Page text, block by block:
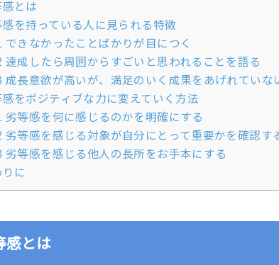
とは
感を持っている人に見られる特徴
できなかったことばかりが目につく
達成したら周囲からすごいと思われることを語る
成長意欲が高いが、満足のいく成果をあげれていな
感をポジティブな力に変えていく方法
劣等感を何に感じるのかを明確にする
劣等感を感じる対象が自分にとって重要かを確認す
劣等感を感じる他人の長所をお手本にする
に
感とは